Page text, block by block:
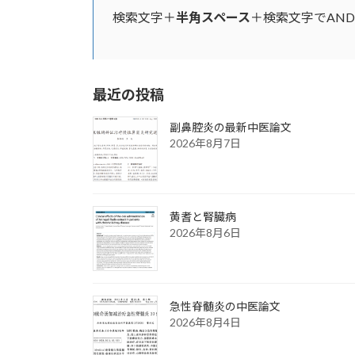
検索文字＋半角スペース＋検索文字で
最近の投稿
副鼻腔炎の最新中医論文
2026年8月7日
黄耆と腎臓病
2026年8月6日
急性脊髄炎の中医論文
2026年8月4日